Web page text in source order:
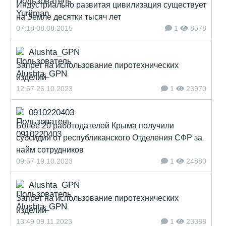
Индустриально развитая цивилизация существует
на Земле десятки тысяч лет
07:18 08.08.2015 1 8578
Alushta_GPN
Запрет на использование пиротехнических
изделий
12:57 26.10.2023 1 23970
0910220403
Более 20 работодателей Крыма получили
субсидии от республиканского Отделения СФР за
найм сотрудников
09:57 19.10.2023 1 24880
Alushta_GPN
Запрет на использование пиротехнических
изделий
13:49 09.11.2023 1 23388